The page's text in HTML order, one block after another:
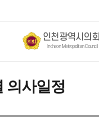
인천광역시의회
Incheon Metropolitan Council
의사일정